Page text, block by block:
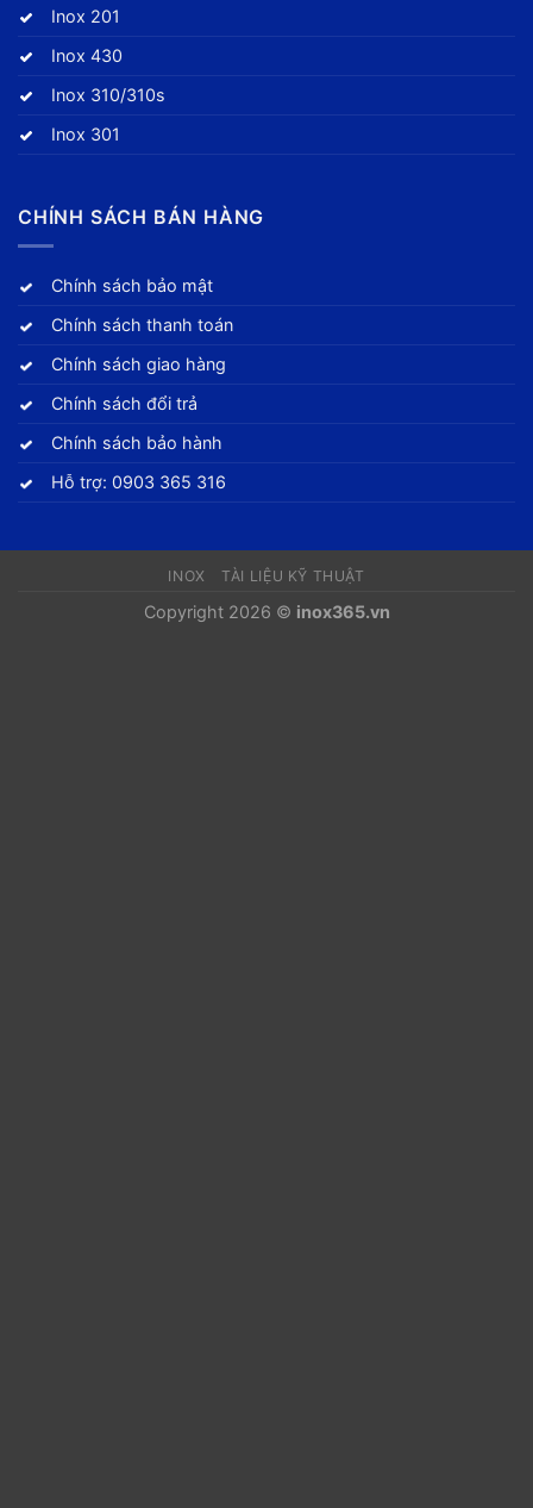
Inox 201
Inox 430
Inox 310/310s
Inox 301
CHÍNH SÁCH BÁN HÀNG
Chính sách bảo mật
Chính sách thanh toán
Chính sách giao hàng
Chính sách đổi trả
Chính sách bảo hành
Hỗ trợ: 0903 365 316
INOX TÀI LIỆU KỸ THUẬT
Copyright 2026 © inox365.vn